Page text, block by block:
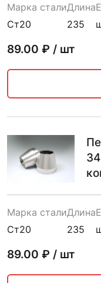
Марка стали
Ст20
Длина
235
89.00 ₽ / шт
Марка стали
Ст20
Длина
235
89.00 ₽ / шт